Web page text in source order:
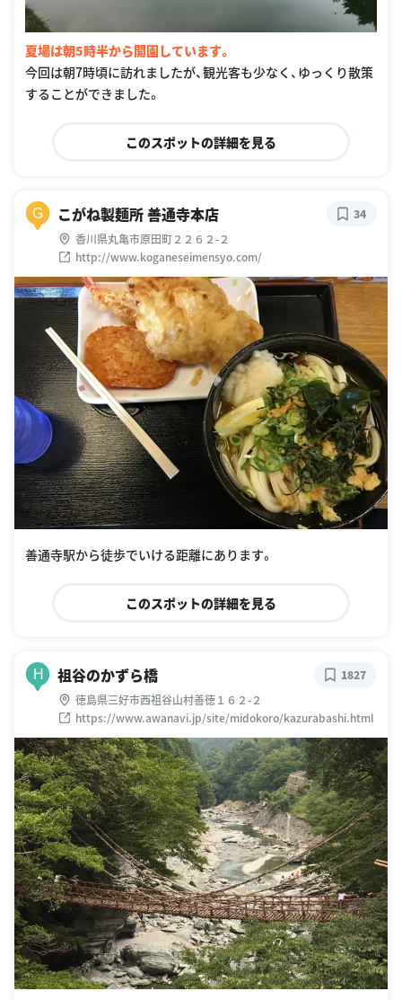
夏場は朝5時半から開園しています。
今回は朝7時頃に訪れましたが、観光客も少なく、ゆっくり散策
することができました。
このスポットの詳細を見る
G こがね製麺所 善通寺本店
香川県丸亀市原田町２２６２-２
http://www.koganeseimensyo.com/
34
善通寺駅から徒歩でいける距離にあります。
このスポットの詳細を見る
H 祖谷のかずら橋
徳島県三好市西祖谷山村善徳１６２-２
https://www.awanavi.jp/site/midokoro/kazurabashi.html
1827